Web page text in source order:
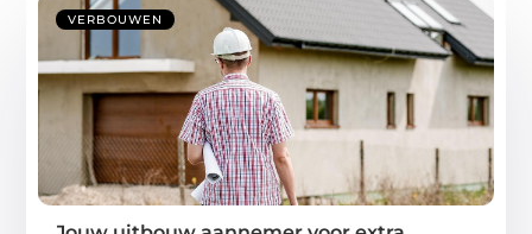
VERBOUWEN